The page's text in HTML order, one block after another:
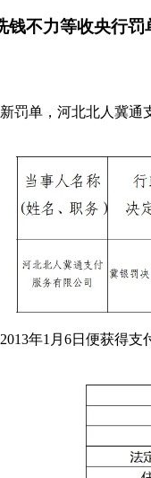
钱不力等收央行罚
罚单，河北北人冀
年1月6日便获得